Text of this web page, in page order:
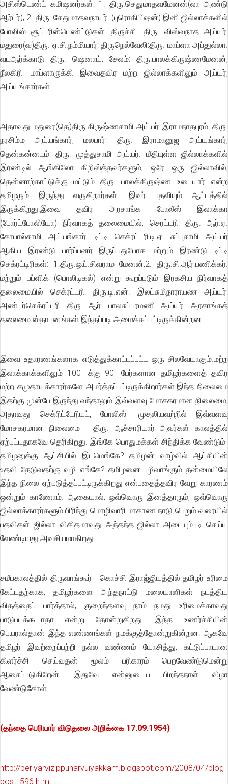
அசிஸ்டெண்ட் கமிஷனர்கள்: 1. திரு.செதுமாதவமேனன்(லா அண்டு
ஆர்டர்), 2. திரு. சேதுமாதவநாயர்: (புரொகிபிஷன்).இனி ஜில்லாக்களில்
போலிஸ் சூப்பரின்டெண்ட்டுகள்: திருச்சி: திரு. விஸ்வநாத அய்யர்:
மதுரை(வ)திரு. ஏ.சி.நம்மியார்: திருநெல்வேலி:திரு. மாப்ளா அப்துல்லா.
வடஆர்க்காடு திரு. ஷெனாய், சேலம்: திரு.பாலக்கிருஷ்ணமேனன்,
நீலகிரி: மாப்ளாரூக்கி இவைதவிர மற்ற ஜில்லாக்களிலும் அய்யர்,
அய்யங்கார்கள்.
அதாவது மதுரை(தெ)திரு.கிருஷ்ணசாமி அய்யர்: இராமநாதபுரம்: திரு.
நரசிம்ம அய்யங்கார், மலபார்: திரு. இராமானுஜ அய்யங்கார்,
தென்கன்னடம்: திரு. முத்துசாமி அய்யர். மீதியுள்ள ஜில்லாக்களில்
இரண்டில் ஆங்கிலோ கிறிஸ்த்தவர்களும், ஒரே ஒரு ஜில்லாவில்,
தென்னாற்காட்டுக்கு மட்டும் திரு. பாலக்கிருஷ்ண உடையார் என்ற
தமிழரும் இருந்து வருகிறார்கள். இவர் பதவியும் ஆட்டத்தில்
இருக்கிறது.இவை தவிர அரசாங்க போலீஸ் இலாக்கா
(போர்ட்போலியோ) நிர்வாகத் தலைமையில், செரட்டரி: திரு. ஆர்.ஏ.
கோபால்சாமி அய்யங்கார்: டிப்டி செக்ரட்டரி:டி.ஏ. சுப்புசாமி அய்யர்
ஆகிய இரண்டு பார்ப்பனர் இருப்பதுபோக மற்றும் இரண்டு டிப்டி
செக்ரட்டிரிகள்: 1.திரு.ஒய்.சிவராம மேனன்,2. திரு.சி.ஆர்.பணிக்கர்.
மற்றும் பப்ளிக் (பொலிடிகல்) என்று கூறப்படும் இரகசிய நிர்வாகத்
தலைமையில் செக்ரட்டரி: திரு.டி.என். இலட்சுமிநாராயண அய்யர்:
அண்டர்செக்ரட்டரி: திரு. ஆர். பாலசுப்பரமணி அய்யர். அரசாங்கத்
தலைமை ஸ்தாபனங்கள் இந்தப்படி அமைக்கப்பட்டிருக்கின்றன.
இவை உதாரணங்களாக எடுத்துக்காட்டப்பட்ட ஒரு சிலவேயாகும்.மற்ற
இலாக்காக்களிலும் 100- க்கு 90- பேர்களான தமிழர்களைத் தவிர
மற்ற சமுதாயக்காரர்களே அமர்த்தப்பட்டிருக்கிறார்கள்.இந்த நிலைமை
இதற்கு முன்பே இருந்து வந்தாலும் இவ்வளவு மோசகரமான நிலைமை,
அதாவது செக்ரிட்டேரியட், போலிஸ்- முதலியவற்றில் இவ்வளவு
மோசகரமான நிலைமை - திரு. ஆச்சாரியார் அவர்கள் காலத்தில்
ஏற்பட்டதாகவே தெரிகிறது. இங்கே பொதுமக்கள் சிந்திக்க வேண்டும்-
தமிழனுக்கு ஆட்சியில் இடமெங்கே? தமிழன் வாழ்வில் ஆட்சியின்
உதவி தேடுவதற்கு வழி எங்கே? தமிழனை பழிவாங்கும் தன்மையிலே
இந்த நிலை ஏற்படுத்தப்பட்டிருக்கிறது என்பதைத்தவிர வேறு காரணம்
ஒன்றும் காணோம். ஆகையால், ஒவ்வொரு இனத்தாரும், ஒவ்வொரு
ஜில்லாக்காரர்களும் பிரிந்து மொழிவாரி மாகாண நாடு பெறும் வரையில்
பதவிகள் ஜில்லா விகிதமாவது அந்தந்த ஜில்லா அடையும்படி செய்ய
வேண்டியது அவசியமாகிறது.
சமீபகாலத்தில் திருவாங்கூர் - கொச்சி இராஜ்ஜியத்தில் தமிழர் உரிமை
கேட்டதற்காக, தமிழர்களை அந்தநாட்டு மலையாளிகள் நடத்திய
விதத்தைப் பார்த்தால், குறைந்தளவு நாம் நமது உரிமைக்காவது
பாடுபடக்கூடாதா என்று தோன்றுகிறது. இந்த உணர்ச்சியின்
பெயரால்தான் இந்த எண்ணங்கள் நமக்குத்தோன்றுகின்றன. ஆகவே
தமிழர் இவற்றைப்பற்றி நல்ல வண்ணம் யோசித்து, கட்டுப்பாடான
கிளர்ச்சி செய்வதன் மூலம் பரிகாரம் பெறவேண்டுமென்று
ஆசைப்படுகிறேன். இதுவே என்னுடைய பிறந்தநாள் விழா
வேண்டுகோள்.
(தந்தை பெரியார் விடுதலை அறிக்கை 17.09.1954)
http://periyarvizippunarvuiyakkam.blogspot.com/2008/04/blog-
post_596.html